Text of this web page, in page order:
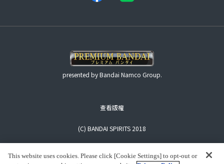
presented by Bandai Namco Group.
查看版權
(C) BANDAI SPIRITS 2018
This website uses cookies. Please click [Cookie Settings] to opt-out or